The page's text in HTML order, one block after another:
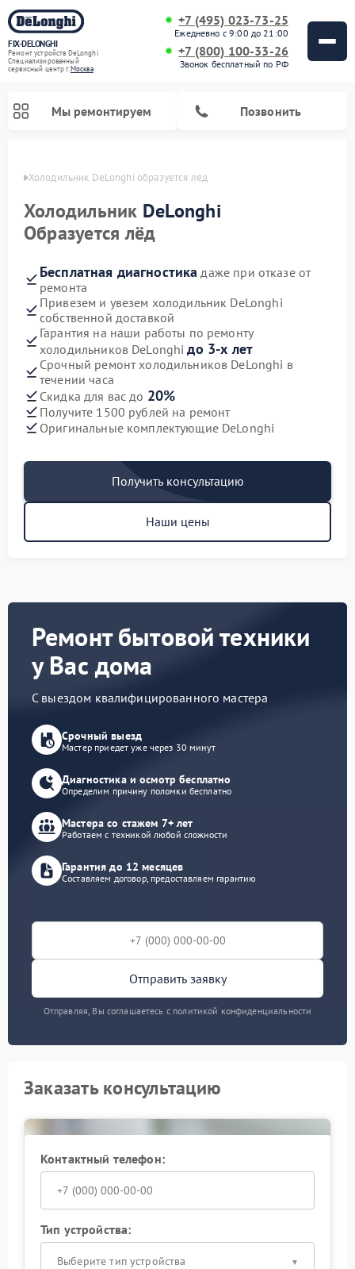
FIX-DELONGHI
Ремонт устройств DeLonghi
Специализированный
cервисный центр г.Москва
+7 (495) 023-73-25
Ежедневно с 9:00 до 21:00
+7 (800) 100-33-26
Звонок бесплатный по РФ
Мы ремонтируем Позвонить
Холодильник DeLonghi образуется лёд
Холодильник DeLonghi
Образуется лёд
Бесплатная диагностика даже при отказе от
ремонта
Привезем и увезем холодильник DeLonghi
собственной доставкой
Гарантия на наши работы по ремонту
холодильников DeLonghiдо 3-х лет
Срочный ремонт холодильников DeLonghi в
течении часа
Скидка для вас до 20%
Получите 1500 рублей на ремонт
Оригинальные комплектующие DeLonghi
Получить консультацию
Наши цены
Ремонт бытовой техники
у Вас дома
С выездом квалифицированного мастера
Срочный выезд
Мастер приедет уже через 30 минут
Диагностика и осмотр бесплатно
Определим причину поломки бесплатно
Мастера со стажем 7+ лет
Работаем с техникой любой сложности
Гарантия до 12 месяцев
Составляем договор, предоставляем гарантию
Отправить заявку
Отправляя, Вы соглашаетесь с политикой конфиденциальности
Заказать консультацию
Контактный телефон:
Тип устройства:
Выберите тип устройства